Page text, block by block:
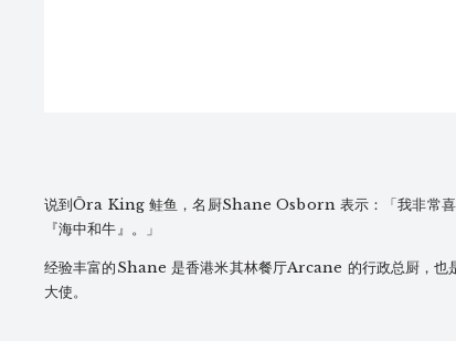
说到Ōra King 鲑鱼，名厨Shane Osborn 表示：「我非常喜
『海中和牛』。」
经验丰富的Shane 是香港米其林餐厅Arcane 的行政总厨，
大使。